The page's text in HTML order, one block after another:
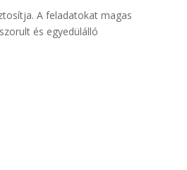
A feladatokat magas
és egyedülálló